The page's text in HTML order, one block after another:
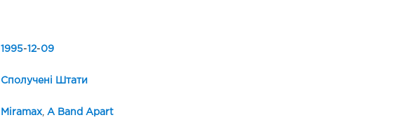
1995-12-09
Сполучені Штати
Miramax, A Band Apart